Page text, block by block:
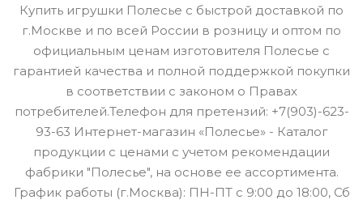
Купить игрушки Полесье с быстрой доставкой по
г.Москве и по всей России в розницу и оптом по
официальным ценам изготовителя Полесье с
гарантией качества и полной поддержкой покупки
в соответствии с законом о Правах
потребителей.Телефон для претензий: +7(903)-623-
93-63 Интернет-магазин «Полесье» - Каталог
продукции с ценами с учетом рекомендации
фабрики "Полесье", на основе ее ассортимента.
График работы (г.Москва): ПН-ПТ с 9:00 до 18:00, Сб